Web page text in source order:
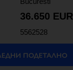
36.650 EUR
5562528
ПОДЕТАЛНО